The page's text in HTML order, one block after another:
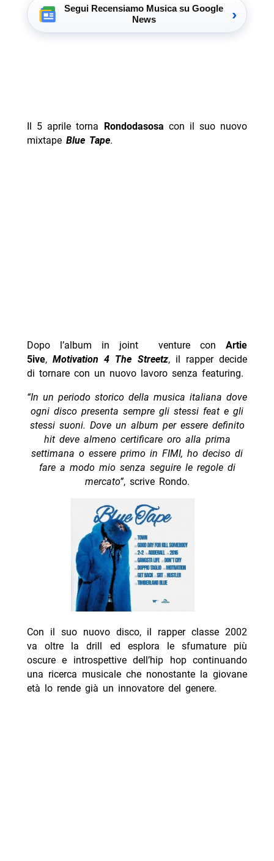
Segui Recensiamo Musica su Google
News
›
Il 5 aprile torna Rondodasosa con il suo nuovo
mixtape Blue Tape.
Dopo l’album in joint venture conArtie
5ive,Motivation 4 The Streetz, il rapper decide
di tornare con un nuovo lavoro senza featuring.
“In un periodo storico della musica italiana dove
ogni disco presenta sempre gli stessi feat e gli
stessi suoni. Dove un album per essere definito
hit deve almeno certificare oro alla prima
settimana o essere primo in FIMI, ho deciso di
fare a modo mio senza seguire le regole di
mercato”, scrive Rondo.
Con il suo nuovo disco, il rapper classe 2002
va oltre la drill ed esplora le sfumature più
oscure e introspettive dell’hip hop continuando
una ricerca musicale che nonostante la giovane
età lo rende già un innovatore del genere.